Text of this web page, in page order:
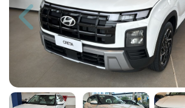
Previous